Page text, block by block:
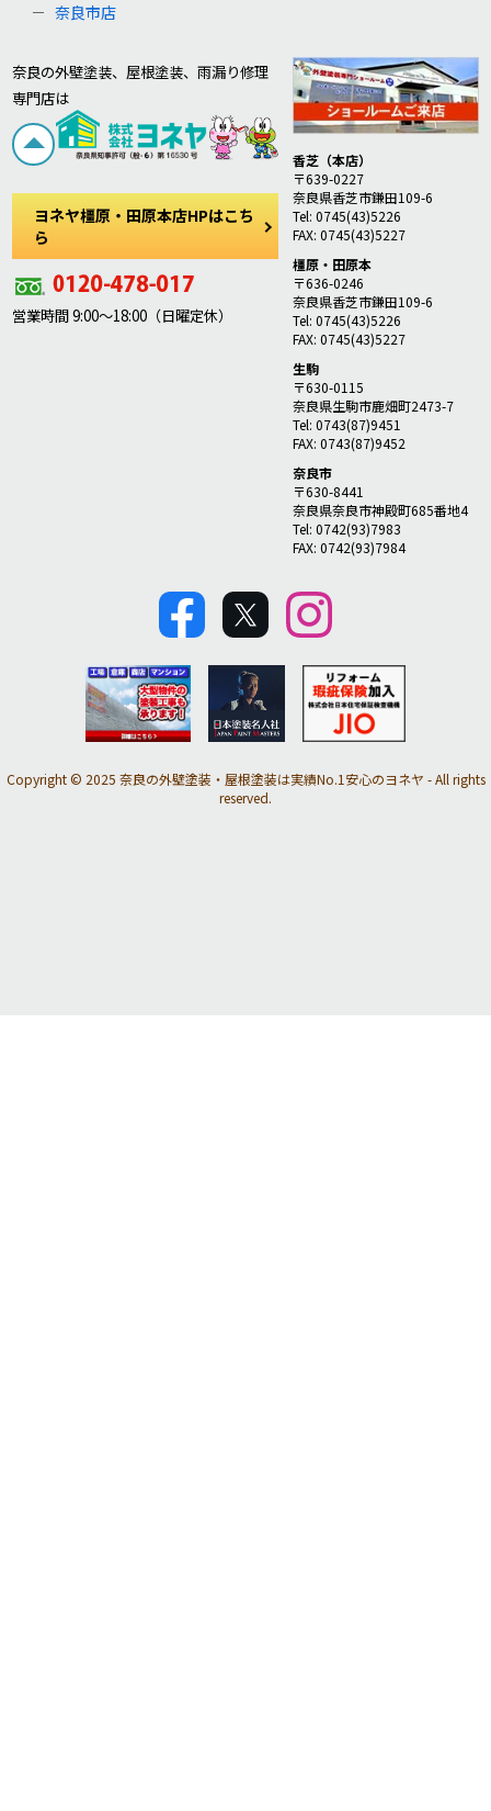
奈良市店
奈良の外壁塗装、屋根塗装、雨漏り修理
専門店は
ヨネヤ橿原・田原本店HPはこち
ら
営業時間 9:00～18:00（日曜定休）
香芝（本店）
〒639-0227
奈良県香芝市鎌田109-6
Tel: 0745(43)5226
FAX: 0745(43)5227
橿原・田原本
〒636-0246
奈良県香芝市鎌田109-6
Tel: 0745(43)5226
FAX: 0745(43)5227
生駒
〒630-0115
奈良県生駒市鹿畑町2473-7
Tel: 0743(87)9451
FAX: 0743(87)9452
奈良市
〒630-8441
奈良県奈良市神殿町685番地4
Tel: 0742(93)7983
FAX: 0742(93)7984
Copyright © 2025 奈良の外壁塗装・屋根塗装は実績No.1安心のヨネヤ - All rights
reserved.